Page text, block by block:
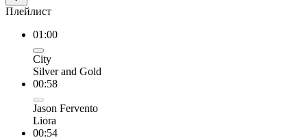
Плейлист
01:00
City
Silver and Gold
00:58
Jason Fervento
Liora
00:54